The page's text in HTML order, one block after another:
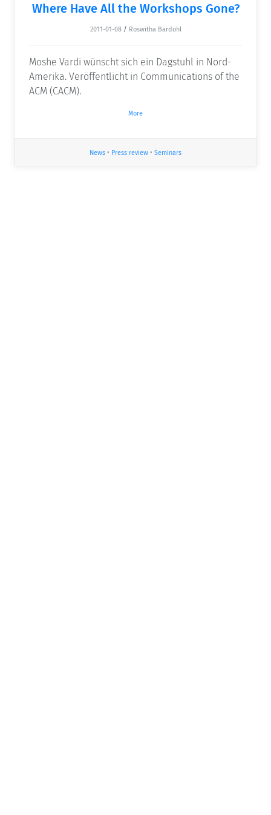
Where Have All the Workshops Gone?
2011-01-08 / Roswitha Bardohl
Moshe Vardi wünscht sich ein Dagstuhl in Nord-
Amerika. Veröffentlicht in Communications of the
ACM (CACM).
More
News • Press review • Seminars